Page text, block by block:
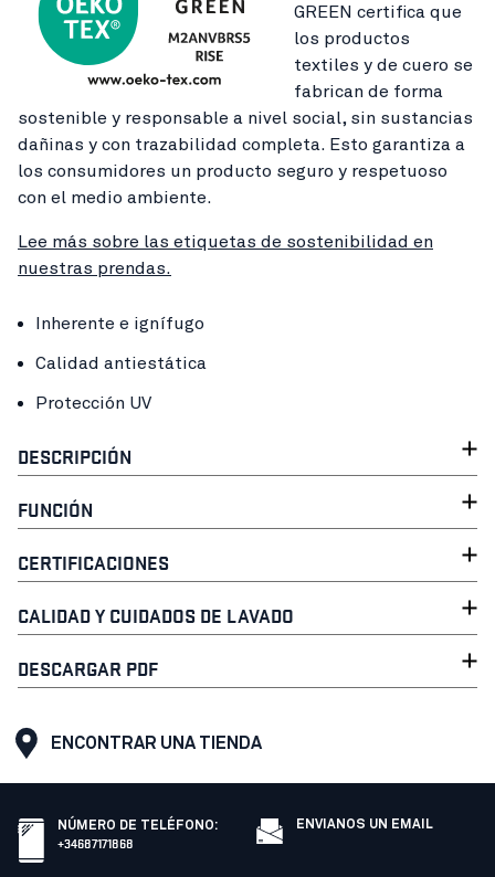
GREEN certifica que
los productos
textiles y de cuero se
fabrican de forma
sostenible y responsable a nivel social, sin sustancias
dañinas y con trazabilidad completa. Esto garantiza a
los consumidores un producto seguro y respetuoso
con el medio ambiente.
Lee más sobre las etiquetas de sostenibilidad en
nuestras prendas.
Inherente e ignífugo
Calidad antiestática
Protección UV
DESCRIPCIÓN
FUNCIÓN
CERTIFICACIONES
CALIDAD Y CUIDADOS DE LAVADO
DESCARGAR PDF
ENCONTRAR UNA TIENDA
NÚMERO DE TELÉFONO:
+34687171868
ENVIANOS UN EMAIL